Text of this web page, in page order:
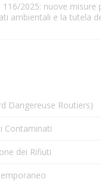
2025: nuove misure
ambientali e la tutela
Dangereuse Routiers)
Contaminati
dei Rifiuti